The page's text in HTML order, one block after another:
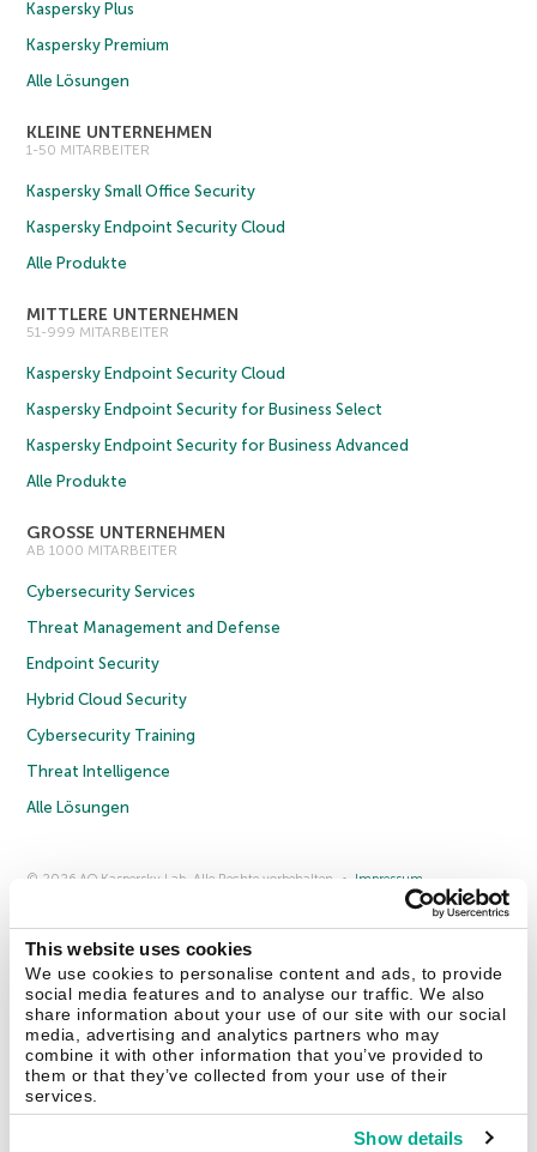
This website uses cookies
We use cookies to personalise content and ads, to provide
social media features and to analyse our traffic. We also
share information about your use of our site with our social
media, advertising and analytics partners who may
combine it with other information that you’ve provided to
them or that they’ve collected from your use of their
services.
Show details
Kaspersky Plus
Kaspersky Premium
Alle Lösungen
KLEINE UNTERNEHMEN
1-50 MITARBEITER
Kaspersky Small Office Security
Kaspersky Endpoint Security Cloud
Alle Produkte
MITTLERE UNTERNEHMEN
51-999 MITARBEITER
Kaspersky Endpoint Security Cloud
Kaspersky Endpoint Security for Business Select
Kaspersky Endpoint Security for Business Advanced
Alle Produkte
GROSSE UNTERNEHMEN
AB 1000 MITARBEITER
Cybersecurity Services
Threat Management and Defense
Endpoint Security
Hybrid Cloud Security
Cybersecurity Training
Threat Intelligence
Alle Lösungen
© 2026 AO Kaspersky Lab. Alle Rechte vorbehalten.
Impressum
Lizenzvereinbarung B2B
Anmeldung zum Newsletter für B2B-Vertriebspartner
Kontakt Über uns Partner Blog
Weitere Informationen
Pressemitteilungen
Securelist Eugene Personal Blog Enzyklopädie